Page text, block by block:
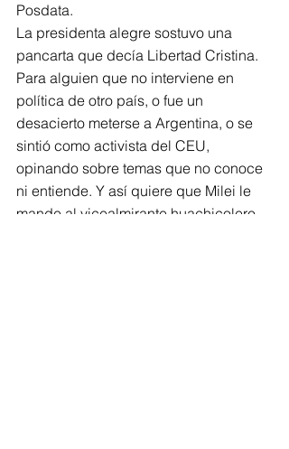
Posdata.
La presidenta alegre sostuvo una
pancarta que decía Libertad Cristina.
Para alguien que no interviene en
política de otro país, o fue un
desacierto meterse a Argentina, o se
sintió como activista del CEU,
opinando sobre temas que no conoce
ni entiende. Y así quiere que Milei le
mande al vicealmirante huachicolero.